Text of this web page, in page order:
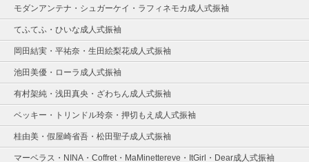
モダンアンテナ・シュガーケイ・ラフィネモカ成人式振袖
てふてふ・ひいな成人式振袖
岡田結実・平祐奈・生田絵梨花成人式振袖
池田美優・ローラ成人式振袖
有村架純・浅田真央・ざわちん成人式振袖
ベッキー・トリンドル玲奈・押切もえ成人式振袖
桂由美・假屋崎省吾・松田聖子成人式振袖
マーベラス・NINA・Coffret・MaMinettereve・ItGirl・Dear成人式振袖